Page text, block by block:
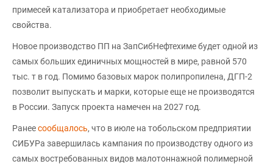
примесей катализатора и приобретает необходимые
свойства.
Новое производство ПП на ЗапСибНефтехиме будет одной из
самых больших единичных мощностей в мире, равной 570
тыс. т в год. Помимо базовых марок полипропилена, ДГП-2
позволит выпускать и марки, которые еще не производятся
в России. Запуск проекта намечен на 2027 год.
Ранеесообщалось, что в июле на тобольском предприятии
СИБУРа завершилась кампания по производству одного из
самых востребованных видов малотоннажной полимерной